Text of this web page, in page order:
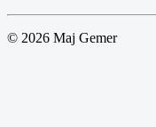
© 2026 Maj Gemer